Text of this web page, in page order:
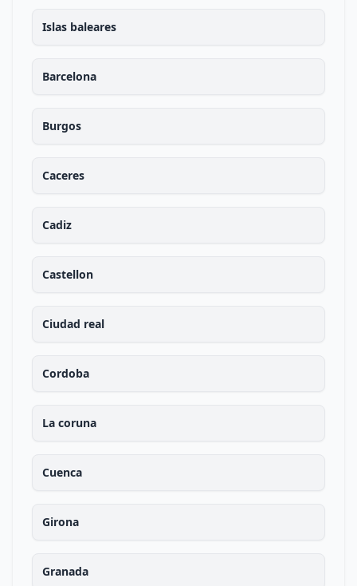
Islas baleares
Barcelona
Burgos
Caceres
Cadiz
Castellon
Ciudad real
Cordoba
La coruna
Cuenca
Girona
Granada